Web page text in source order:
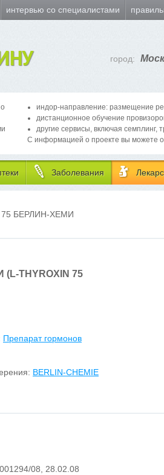
интервью со специалистами
город:
индор-направление: размещение
дистанционное обучение
другие сервисы, включая семплинг,
С информацией о проекте вы можете
Заболевания
БЕРЛИН-ХЕМИ
THYROXIN 75
Препарат гормонов
BERLIN-CHEMIE
08, 28.02.08